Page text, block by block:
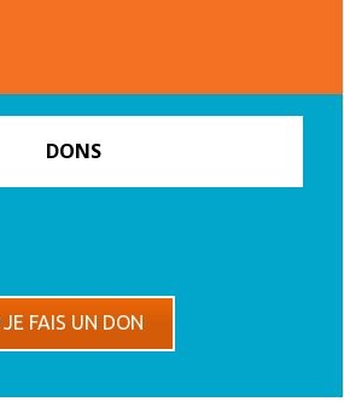
DONS
JE FAIS UN DON